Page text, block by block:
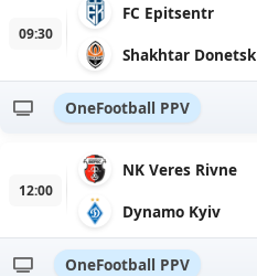
09:30
FC Epitsentr
Shakhtar Donetsk
OneFootball PPV
12:00
NK Veres Rivne
Dynamo Kyiv
OneFootball PPV